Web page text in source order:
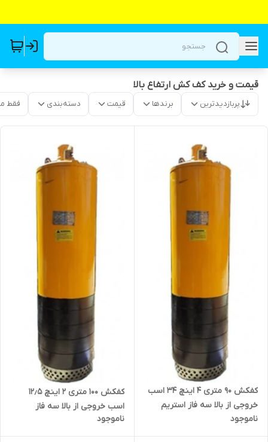
قیمت و خرید کف کش ارتفاع بالا
پربازدیدترین برندها قیمت دسته‌بندی فقط
کفکش ۹۰ متری ۴ اینچ ۳۴ اسب
خروجی از بالا سه فاز استریم
QXN60-90.3-25 | پمپ ارتفاع بالا
ناموجود
کفکش ۱۰۰ متری ۲ اینچ ۱۲٫۵
اسب خروجی از بالا سه فاز
ارتفاع بالا
ناموجود